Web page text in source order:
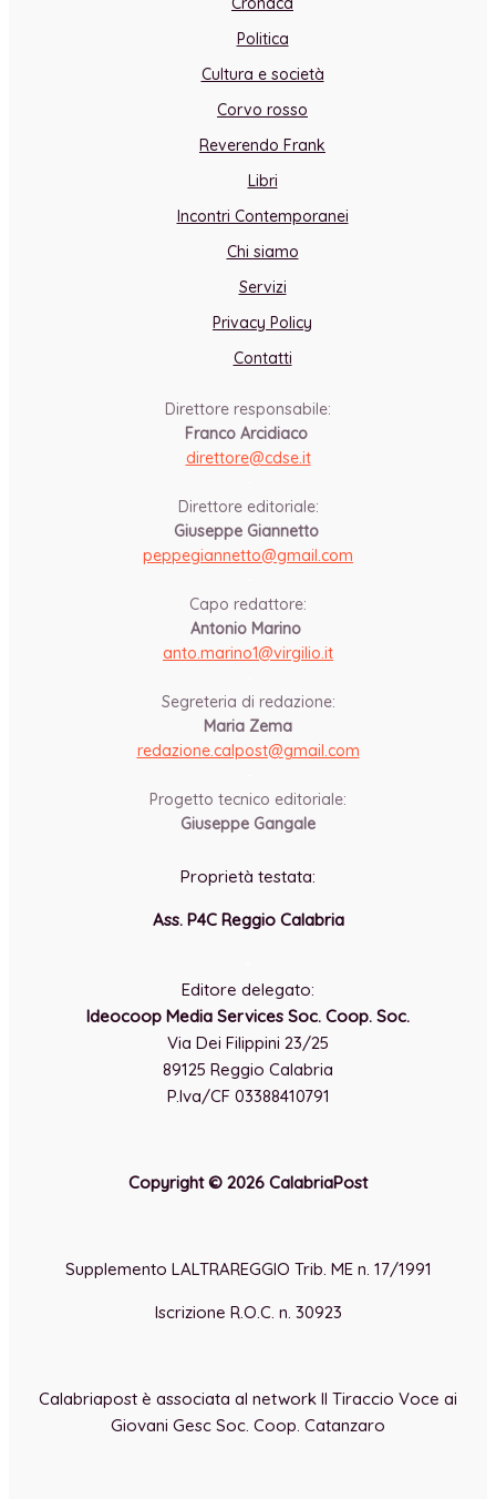
Politica
Cultura e società
Corvo rosso
Reverendo Frank
Libri
Incontri Contemporanei
Chi siamo
Servizi
Privacy Policy
Contatti
Direttore responsabile:
Franco Arcidiaco
direttore@cdse.it
Direttore editoriale:
Giuseppe Giannetto
peppegiannetto@gmail.com
Capo redattore:
Antonio Marino
anto.marino1@virgilio.it
Segreteria di redazione:
Maria Zema
redazione.calpost@gmail.com
Progetto tecnico editoriale:
Giuseppe Gangale
Proprietà testata:
Ass. P4C Reggio Calabria
Editore delegato:
Ideocoop Media Services Soc. Coop. Soc.
Via Dei Filippini 23/25
89125 Reggio Calabria
P.Iva/CF 03388410791
Copyright © 2026 CalabriaPost
Supplemento LALTRAREGGIO Trib. ME n. 17/1991
Iscrizione R.O.C. n. 30923
Calabriapost è associata al network Il Tiraccio Voce ai
Giovani Gesc Soc. Coop. Catanzaro